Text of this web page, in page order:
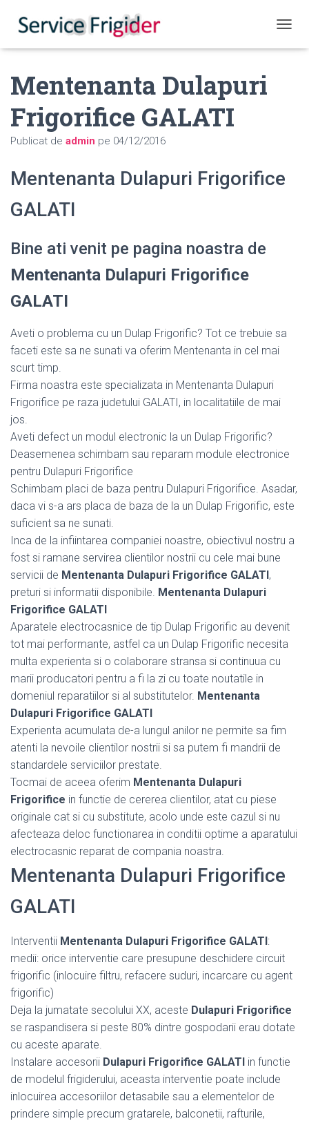
Mentenanta Dulapuri
Frigorifice GALATI
Publicat de admin pe 04/12/2016
Mentenanta Dulapuri Frigorifice
GALATI
Bine ati venit pe pagina noastra de
Mentenanta Dulapuri Frigorifice
GALATI
Aveti o problema cu un Dulap Frigorific? Tot ce trebuie sa
faceti este sa ne sunati va oferim Mentenanta in cel mai
scurt timp.
Firma noastra este specializata in Mentenanta Dulapuri
Frigorifice pe raza judetului GALATI, in localitatiile de mai
jos.
Aveti defect un modul electronic la un Dulap Frigorific?
Deasemenea schimbam sau reparam module electronice
pentru Dulapuri Frigorifice
Schimbam placi de baza pentru Dulapuri Frigorifice. Asadar,
daca vi s-a ars placa de baza de la un Dulap Frigorific, este
suficient sa ne sunati.
Inca de la infiintarea companiei noastre, obiectivul nostru a
fost si ramane servirea clientilor nostrii cu cele mai bune
servicii de Mentenanta Dulapuri Frigorifice GALATI,
preturi si informatii disponibile. Mentenanta Dulapuri
Frigorifice GALATI
Aparatele electrocasnice de tip Dulap Frigorific au devenit
tot mai performante, astfel ca un Dulap Frigorific necesita
multa experienta si o colaborare stransa si continuua cu
marii producatori pentru a fi la zi cu toate noutatile in
domeniul reparatiilor si al substitutelor. Mentenanta
Dulapuri Frigorifice GALATI
Experienta acumulata de-a lungul anilor ne permite sa fim
atenti la nevoile clientilor nostrii si sa putem fi mandrii de
standardele serviciilor prestate.
Tocmai de aceea oferim Mentenanta Dulapuri
Frigorifice in functie de cererea clientilor, atat cu piese
originale cat si cu substitute, acolo unde este cazul si nu
afecteaza deloc functionarea in conditii optime a aparatului
electrocasnic reparat de compania noastra.
Mentenanta Dulapuri Frigorifice
GALATI
Interventii Mentenanta Dulapuri Frigorifice GALATI:
medii: orice interventie care presupune deschidere circuit
frigorific (inlocuire filtru, refacere suduri, incarcare cu agent
frigorific)
Deja la jumatate secolului XX, aceste Dulapuri Frigorifice
se raspandisera si peste 80% dintre gospodarii erau dotate
cu aceste aparate.
Instalare accesorii Dulapuri Frigorifice GALATI in functie
de modelul frigiderului, aceasta interventie poate include
inlocuirea accesoriilor detasabile sau a elementelor de
prindere simple precum gratarele, balconetii, rafturile,